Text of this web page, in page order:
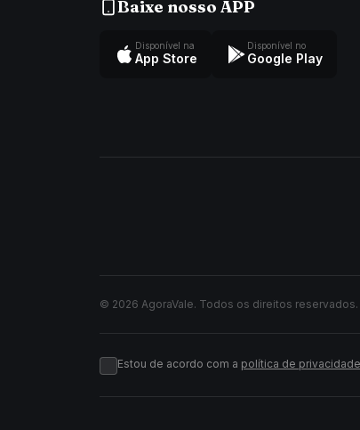
Baixe nosso APP
Disponível na
App Store
Disponível no
Google Play
© 2026 AgoraVale. Todos os direitos reservados.
Estou de acordo com a política de privacidade